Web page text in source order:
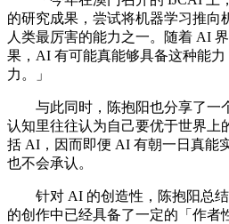
的研究成果，尝试将机器学习推向
人类最厉害的能力之一。随着 AI
果，AI 有可能真能够具备这种能
力。」
与此同时，陈抱阳也分享了一
认知里往往认为自己要优于世界上
括 AI，因而即便 AI 有朝一日真能
也不会承认。
针对 AI 的创造性，陈抱阳总结
的创作中已经具备了一定的「作者